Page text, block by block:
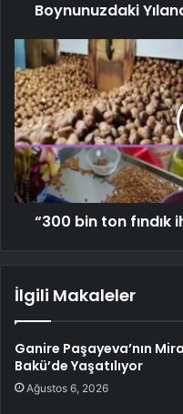
Boynunuzdaki
“300 bin ton
İlgili Makaleler
Ganire Paşayeva’nın
Bakü’de Yaşatılıyor
Ağustos 6, 2026